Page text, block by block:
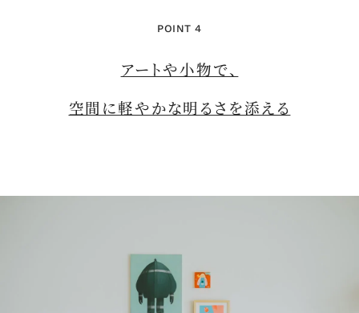
POINT 4
アートや小物で、
空間に軽やかな明るさを添える